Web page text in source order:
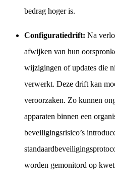
bedrag hoger is.
Configuratiedrift: Na
afwijken van hun
wijzigingen of updates die
verwerkt. Deze drift kan
veroorzaken. Zo kunnen
apparaten binnen een
beveiligingsrisico’s
worden gemonitord op